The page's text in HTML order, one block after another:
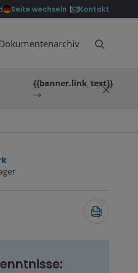
Seite wechseln Kontakt
{{banner.link_text}}